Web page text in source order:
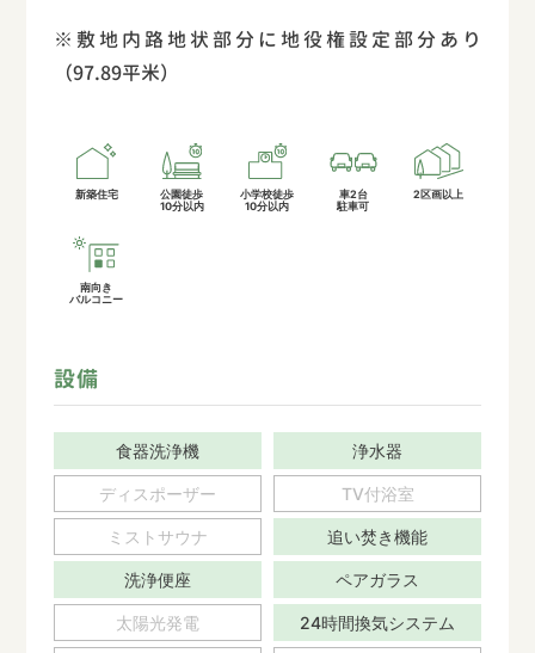
※敷地内路地状部分に地役権設定部分あり
（97.89平米）
新築住宅
公園徒歩
10分以内
小学校徒歩
10分以内
車2台
駐車可
2区画以上
南向き
バルコニー
設備
食器洗浄機 浄水器
ディスポーザー TV付浴室
ミストサウナ 追い焚き機能
洗浄便座 ペアガラス
太陽光発電 24時間換気システム